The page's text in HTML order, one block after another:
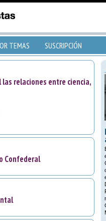
TEMAS SUSCRIPCIÓN
relaciones entre ciencia,
Confederal